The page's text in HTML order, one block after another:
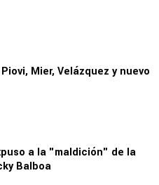
Piovi, Mier, Velázquez y nuevo
a la "maldición" de la
Balboa